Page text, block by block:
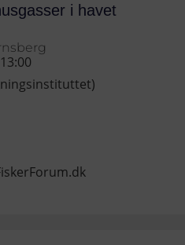
i havet
13:00